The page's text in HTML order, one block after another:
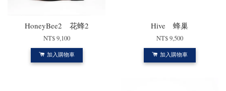
HoneyBee2 花蜂2
NT$ 9,100
加入購物車
Hive 蜂巢
NT$ 9,500
加入購物車